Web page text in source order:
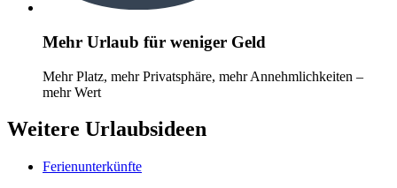
Mehr Urlaub für weniger Geld
Mehr Platz, mehr Privatsphäre, mehr Annehmlichkeiten –
mehr Wert
Weitere Urlaubsideen
Ferienunterkünfte